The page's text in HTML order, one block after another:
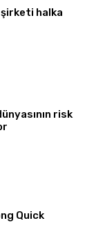
halka
risk
Quick